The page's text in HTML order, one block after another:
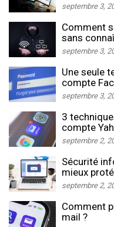
septembre 3,
Comment
sans
septembre 3,
Une seule
compte
septembre 3,
3
compte
septembre 2,
Sécurité
mieux
septembre 2,
Comment
mail ?